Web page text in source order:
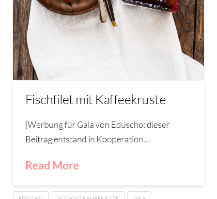
Fischfilet mit Kaffeekruste
{Werbung für Gala von Eduscho: dieser
Beitrag entstand in Kooperation …
Read More